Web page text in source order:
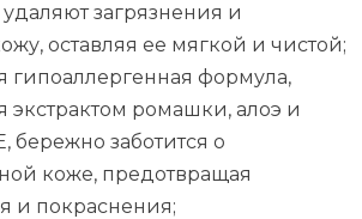
загрязнения и
оставляя ее мягкой и чистой;
гипоаллергенная формула,
экстрактом ромашки, алоэ и
бережно заботится о
коже, предотвращая
и покраснения;